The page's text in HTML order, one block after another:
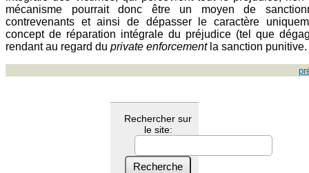
mécanisme pourrait donc être un moyen de
contrevenants et ainsi de dépasser le caractère
concept de réparation intégrale du préjudice (tel que
rendant au regard du private enforcementla sanction punitive.
Rechercher sur
le site: